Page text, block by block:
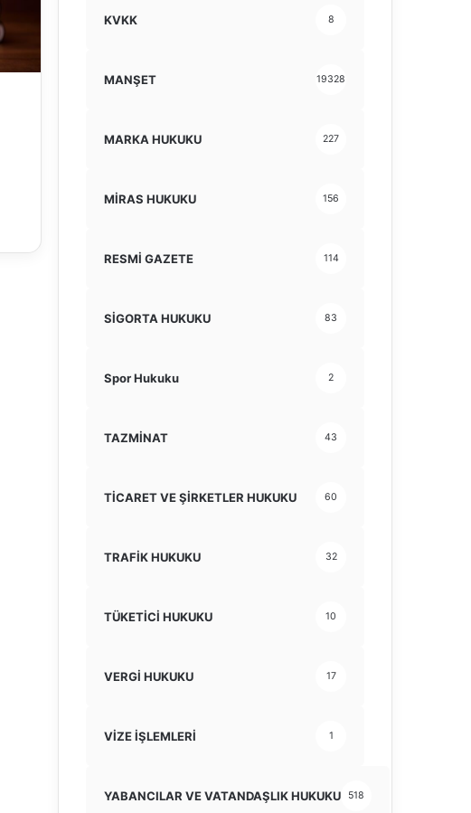
KVKK 8
MANŞET 19328
MARKA HUKUKU 227
MİRAS HUKUKU 156
RESMİ GAZETE 114
SİGORTA HUKUKU 83
Spor Hukuku 2
TAZMİNAT 43
TİCARET VE ŞİRKETLER HUKUKU 60
TRAFİK HUKUKU 32
TÜKETİCİ HUKUKU 10
VERGİ HUKUKU 17
VİZE İŞLEMLERİ 1
YABANCILAR VE VATANDAŞLIK HUKUKU 518